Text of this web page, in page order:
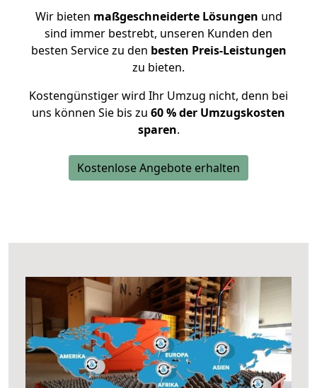
Wir bieten maßgeschneiderte Lösungen und
sind immer bestrebt, unseren Kunden den
besten Service zu den besten Preis-Leistungen
zu bieten.
Kostengünstiger wird Ihr Umzug nicht, denn bei
uns können Sie bis zu 60 % der Umzugskosten
sparen.
Kostenlose Angebote erhalten